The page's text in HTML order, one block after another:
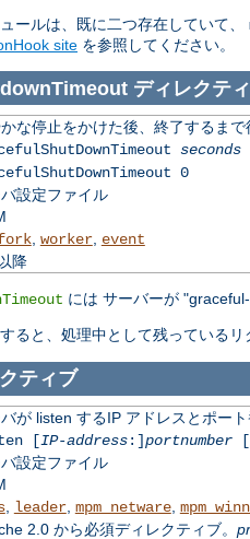
ールは、既に二つ存在していて、
site を参照してください。
ディレクテ
な停止をかけた後、終了するまで
seconds
0
設定ファイル
, worker, event
降
には サーバーが
ると、処理中として残っている
ティブ
が listen するIP アドレスとポー
[IP-address:]portnumber[
設定ファイル
, leader, mpm_netware,
2.0 から必須ディレクティブ。